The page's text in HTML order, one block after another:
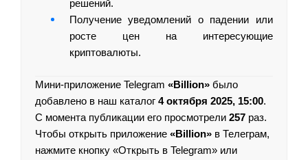
решений.
Получение уведомлений о падении или
росте цен на интересующие
криптовалюты.
Мини-приложение Telegram «Billion» было
добавлено в наш каталог 4 октября 2025, 15:00.
С момента публикации его просмотрели 257 раз.
Чтобы открыть приложение «Billion» в Телеграм,
нажмите кнопку «Открыть в Telegram» или